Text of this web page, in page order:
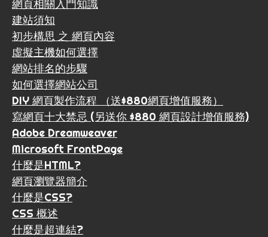
網頁相關入門知識
建站須知
初步構思 之 網頁內容
虛擬主機如何選擇
網站排名的步驟
如何選擇網站公司
DIY 網頁製作流程 （送$880網頁增值服務）
寫網頁十大禁忌 (另送你 $880 網頁設計增值服務)
Adobe Dreamweaver
Microsoft FrontPage
什麼是HTML?
網頁瀏覽器簡介
什麼是CSS?
CSS 概述
什麼是超連結?